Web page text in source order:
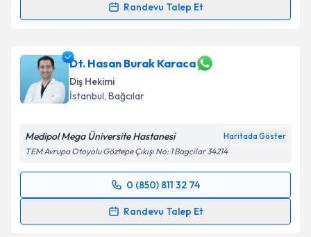
Randevu Talep Et
hazırlandığında e-posta ile bilgilendireceğiz.
E-posta Adresiniz
Kişisel verilerimin işlenmesine ilişkinAydınlatma
Metni'ni okudum ve kişisel verilerimin belirtilen
kapsamda işlenmesini kabul ediyorum.
Takvim Talebini Gönder
Dt. Hasan Burak Karaca
Diş Hekimi
İstanbul, Bağcılar
Medipol Mega Üniversite Hastanesi Haritada Göster
TEM Avrupa Otoyolu Göztepe Çıkışı No: 1 Bagcilar 34214
0 (850) 811 32 74
Randevu Talep Et
Randevu Takvimi Talebi